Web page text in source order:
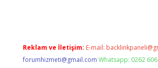
Reklam ve İletişim: E-mail:
forumhizmeti@gmail.com Whatsapp: 0262